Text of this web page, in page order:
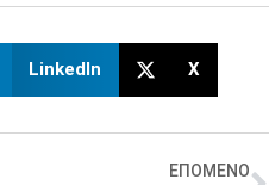
LinkedIn X
ΕΠΟΜΕΝΟ